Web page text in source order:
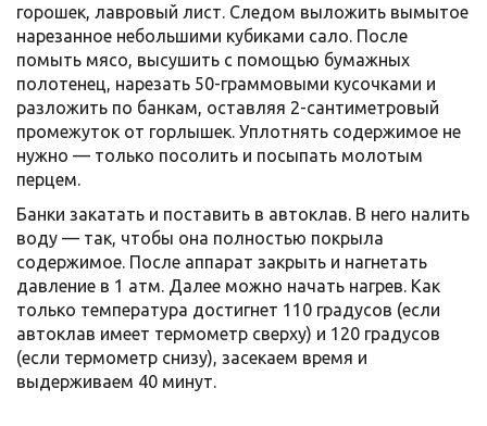
горошек, лавровый лист. Следом выложить вымытое
нарезанное небольшими кубиками сало. После
помыть мясо, высушить с помощью бумажных
полотенец, нарезать 50-граммовыми кусочками и
разложить по банкам, оставляя 2-сантиметровый
промежуток от горлышек. Уплотнять содержимое не
нужно — только посолить и посыпать молотым
перцем.
Банки закатать и поставить в автоклав. В него налить
воду — так, чтобы она полностью покрыла
содержимое. После аппарат закрыть и нагнетать
давление в 1 атм. Далее можно начать нагрев. Как
только температура достигнет 110 градусов (если
автоклав имеет термометр сверху) и 120 градусов
(если термометр снизу), засекаем время и
выдерживаем 40 минут.